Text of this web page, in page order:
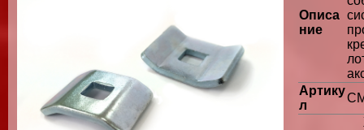
Описа
ние
Артику
л